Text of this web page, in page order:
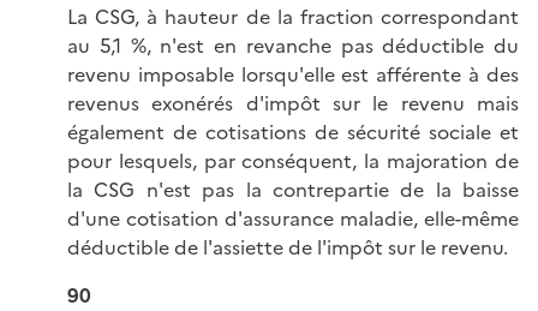
La CSG, à hauteur de la fraction correspondant
au 5,1 %, n'est en revanche pas déductible du
revenu imposable lorsqu'elle est afférente à des
revenus exonérés d'impôt sur le revenu mais
également de cotisations de sécurité sociale et
pour lesquels, par conséquent, la majoration de
la CSG n'est pas la contrepartie de la baisse
d'une cotisation d'assurance maladie, elle-même
déductible de l'assiette de l'impôt sur le revenu.
90